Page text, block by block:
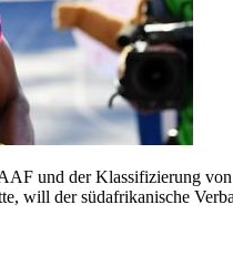
und der Klassifizierung
will der südafrikanische